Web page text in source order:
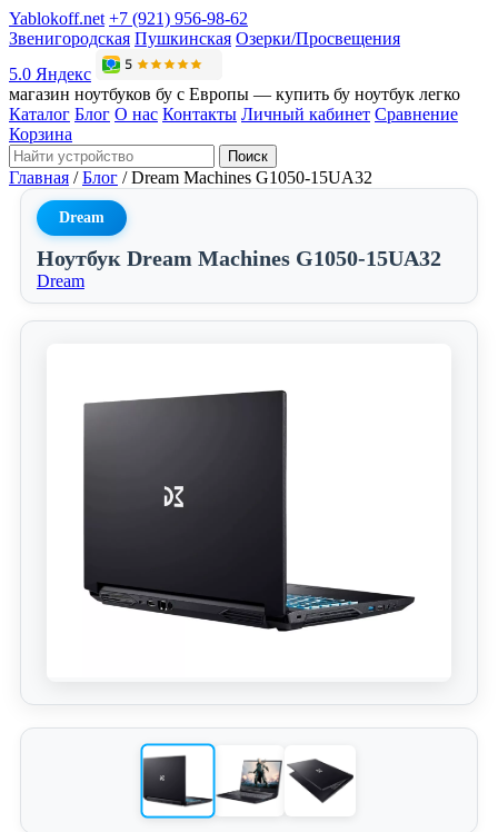
Yablokoff.net +7 (921) 956-98-62
Звенигородская Пушкинская Озерки/Просвещения
5.0 Яндекс
магазин ноутбуков бу с Европы — купить бу ноутбук легко
Каталог Блог О нас Контакты Личный кабинет Сравнение
Корзина
Поиск
Главная / Блог / Dream Machines G1050-15UA32
Dream
Ноутбук Dream Machines G1050-15UA32
Dream